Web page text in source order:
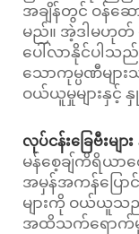
အချိန်တွင် ဝန်ဆေ
မည်။ အဲ့ဒါမဟုတ်
ပေါ်လာနိုင်ပါ
သောကုမ္ပဏီမျာ
ဝယ်ယူမှုများနှင့်
လုပ်ငန်းခြေဗီးမျာ
မန်စေ့ချ်ကိရိယ
အမှန်အကန်ပြောင်
များကို ဝယ်ယူသ
အထိသက်ရောက်မှု